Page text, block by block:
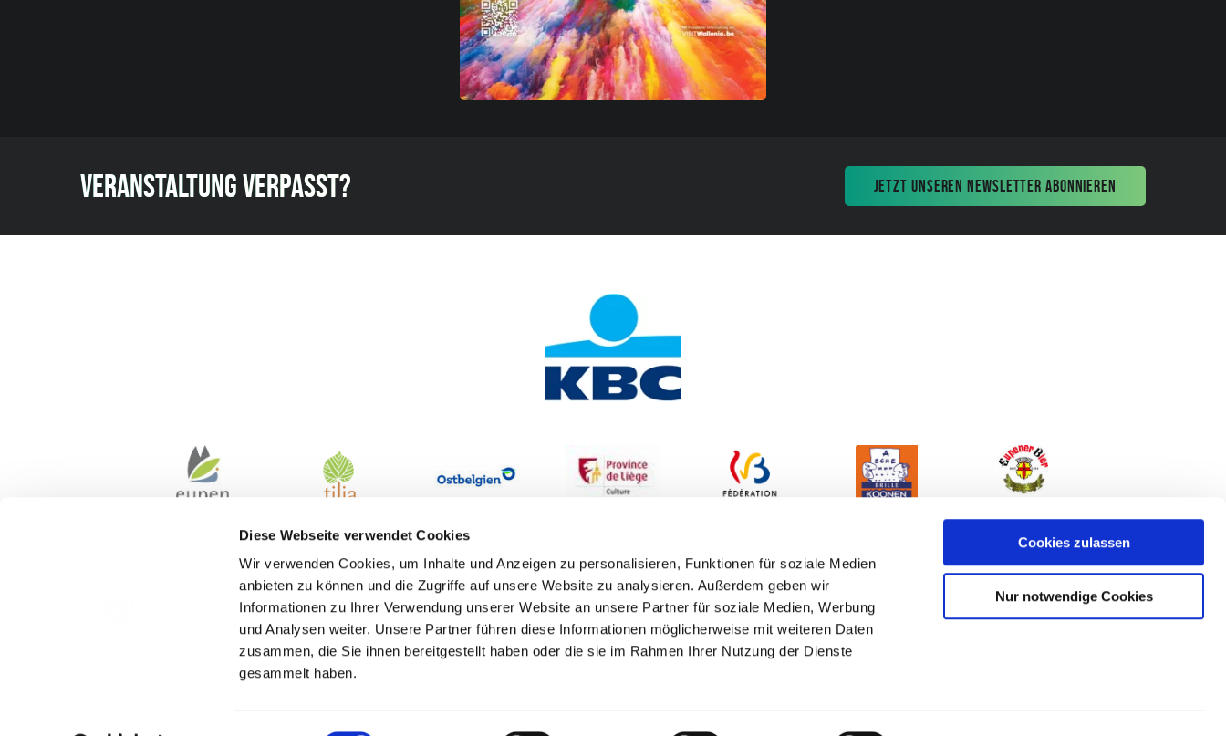
Diese Webseite verwendet Cookies
Wir verwenden Cookies, um Inhalte und Anzeigen zu personalisieren, Funktionen für soziale Medien
anbieten zu können und die Zugriffe auf unsere Website zu analysieren. Außerdem geben wir
Informationen zu Ihrer Verwendung unserer Website an unsere Partner für soziale Medien, Werbung
und Analysen weiter. Unsere Partner führen diese Informationen möglicherweise mit weiteren Daten
zusammen, die Sie ihnen bereitgestellt haben oder die sie im Rahmen Ihrer Nutzung der Dienste
gesammelt haben.
Cookies zulassen
Nur notwendige Cookies
VERANSTALTUNG VERPASST? JETZT UNSEREN NEWSLETTER ABONNIEREN